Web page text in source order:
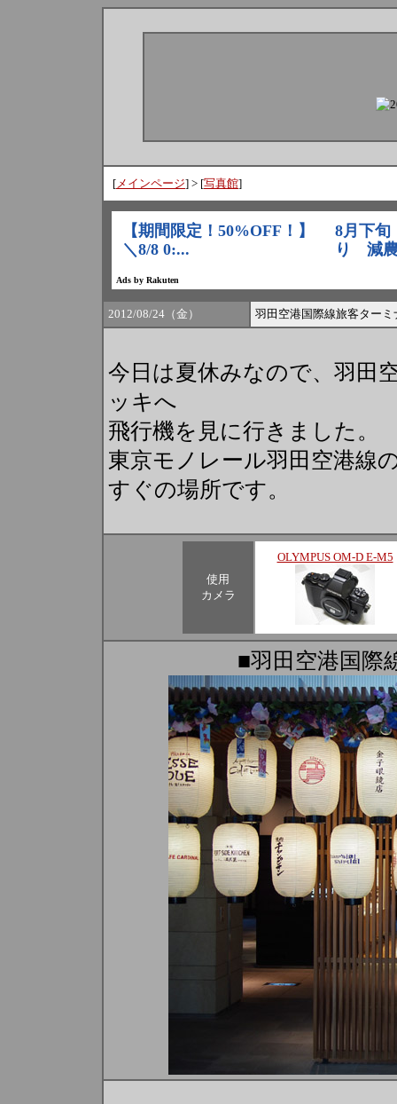
[メインページ] > [写真館]
2012/08/24（金） 羽田空港国際線旅客ター
今日は夏休みなので、羽田
ッキへ
飛行機を見に行きました。
東京モノレール羽田空港線
すぐの場所です。
使用
カメラ
OLYMPUS OM-D E-M5
■羽田空港国際